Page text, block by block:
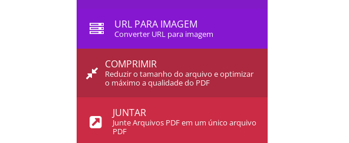
URL PARA IMAGEM
Converter URL para imagem
COMPRIMIR
Reduzir o tamanho do arquivo e optimizar
o máximo a qualidade do PDF
JUNTAR
Junte Arquivos PDF em um único arquivo
PDF